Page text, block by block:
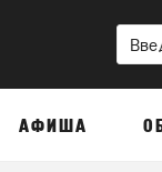
АФИША